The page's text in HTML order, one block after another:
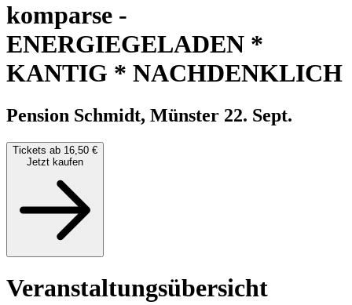
komparse -
ENERGIEGELADEN *
KANTIG * NACHDENKLICH
Pension Schmidt, Münster 22. Sept.
Tickets ab 16,50 €
Jetzt kaufen
Veranstaltungsübersicht